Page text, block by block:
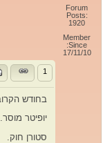
Forum
Posts:
1920
Member
Since:
17/11/10
1
בחודש הקרוב
יופיטר מוסר.
סטורן חוק.